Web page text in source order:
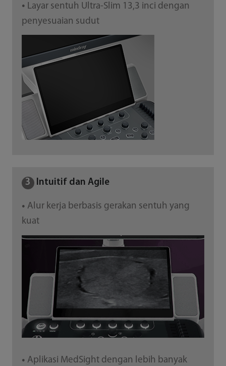
●
Layar sentuh Ultra-Slim 13,3 inci dengan
penyesuaian sudut
3 Intuitif dan Agile
● Alur kerja berbasis gerakan sentuh yang
kuat
● Aplikasi MedSight dengan lebih banyak